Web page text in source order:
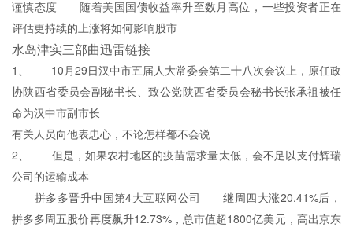
谨慎态度 随着美国国债收益率升至数月高位，一些投资者正在
评估更持续的上涨将如何影响股市
水岛津实三部曲迅雷链接
1、 10月29日汉中市五届人大常委会第二十八次会议上，原任政
协陕西省委员会副秘书长、致公党陕西省委员会秘书长张承祖被任
命为汉中市副市长
有关人员向他表忠心，不论怎样都不会说
2、 但是，如果农村地区的疫苗需求量太低，会不足以支付辉瑞
公司的运输成本
拼多多晋升中国第4大互联网公司 继周四大涨20.41%后，
拼多多周五股价再度飙升12.73%，总市值超1800亿美元，高出京东